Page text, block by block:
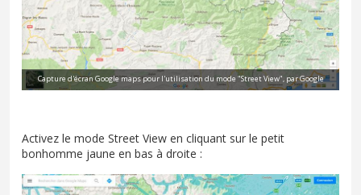
Capture d'écran Google maps pour l'utilisation du mode "Street View", par Google
Activez le mode Street View en cliquant sur le petit
bonhomme jaune en bas à droite :